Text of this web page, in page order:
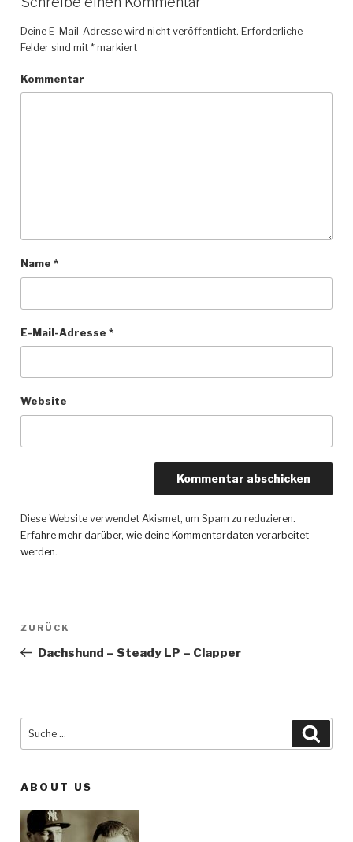
Deine E-Mail-Adresse wird nicht veröffentlicht. Erforderliche
Felder sind mit *markiert
Kommentar
Name *
E-Mail-Adresse *
Website
Diese Website verwendet Akismet, um Spam zu reduzieren.
Erfahre mehr darüber, wie deine Kommentardaten verarbeitet
werden.
Beitragsnavigation
Vorheriger
ZURÜCK
Dachshund – Steady LP – Clapper
ABOUT US